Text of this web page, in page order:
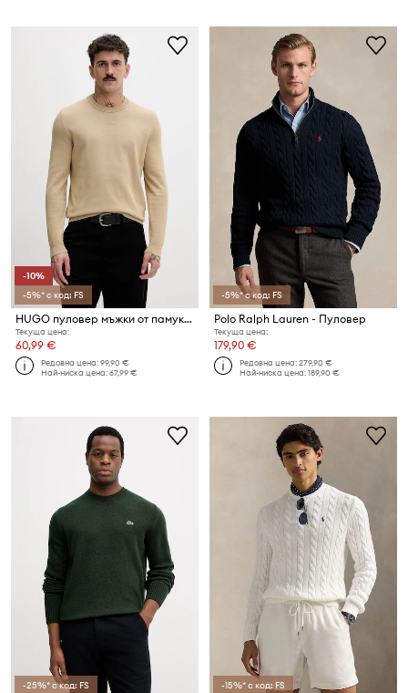
-10%
-5%* с код: FS
HUGO пуловер мъжки от памук San Cassius-C2
Текуща цена:
60,99 €
Редовна цена:99,90 €
Най-ниска цена:67,99 €
-5%* с код: FS
Polo Ralph Lauren - Пуловер
Текуща цена:
179,90 €
Редовна цена:279,90 €
Най-ниска цена:189,90 €
-25%* с код: FS -15%* с код: FS